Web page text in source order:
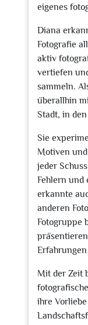
eigenes
Diana
Fotografie
aktiv
vertiefen
sammeln.
überallhin
Stadt, in
Sie
Motiven
jeder
Fehlern und
erkannte
anderen
Fotogruppe
Mit der Zeit
ihre